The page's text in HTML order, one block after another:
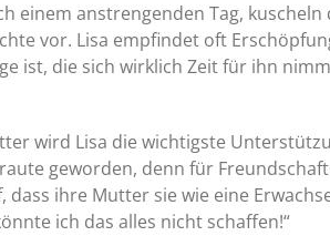
einem anstrengenden Tag,
vor. Lisa empfindet oft
ist, die sich wirklich Zeit für ihn
wird Lisa die wichtigste
geworden, denn für
dass ihre Mutter sie wie eine
ich das alles nicht schaffen!“